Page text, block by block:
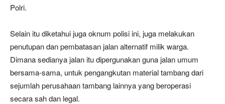
Polri.
Selain itu diketahui juga oknum polisi ini, juga melakukan
penutupan dan pembatasan jalan alternatif milik warga.
Dimana sedianya jalan itu dipergunakan guna jalan umum
bersama-sama, untuk pengangkutan material tambang dari
sejumlah perusahaan tambang lainnya yang beroperasi
secara sah dan legal.